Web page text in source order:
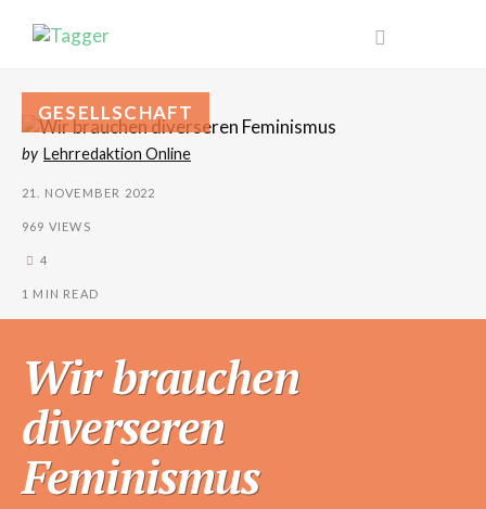
GESELLSCHAFT
by Lehrredaktion Online
21. NOVEMBER 2022
969 VIEWS
4
1 MIN READ
Wir brauchen
diverseren
Feminismus